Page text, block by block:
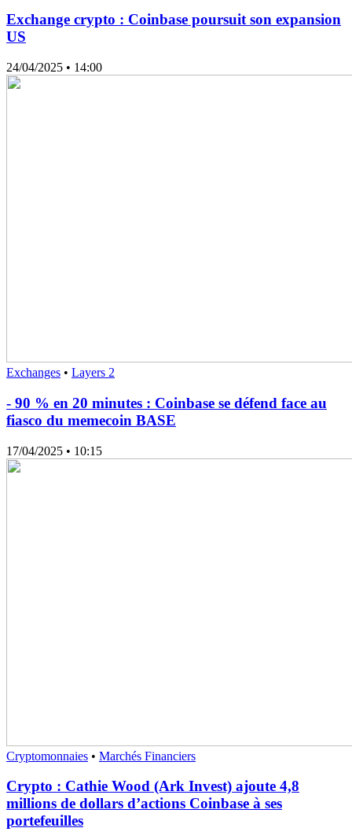
Exchange crypto : Coinbase poursuit son expansion
US
24/04/2025 • 14:00
Exchanges • Layers 2
- 90 % en 20 minutes : Coinbase se défend face au
fiasco du memecoin BASE
17/04/2025 • 10:15
Cryptomonnaies • Marchés Financiers
Crypto : Cathie Wood (Ark Invest) ajoute 4,8
millions de dollars d’actions Coinbase à ses
portefeuilles